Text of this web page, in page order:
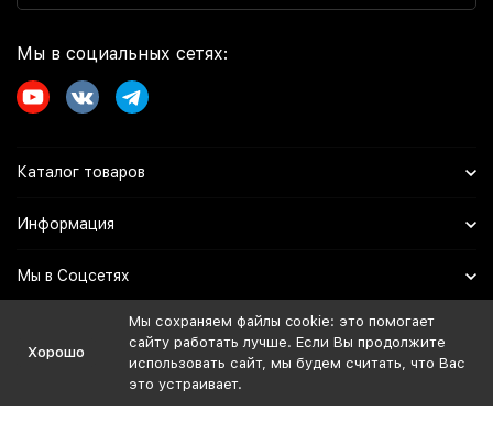
Мы в социальных сетях:
Каталог товаров
Информация
Мы в Соцсетях
Политика персональных данных
Хорошо
Мы сохраняем файлы cookie: это помогает
сайту работать лучше. Если Вы продолжите
использовать сайт, мы будем считать, что Вас
это устраивает.